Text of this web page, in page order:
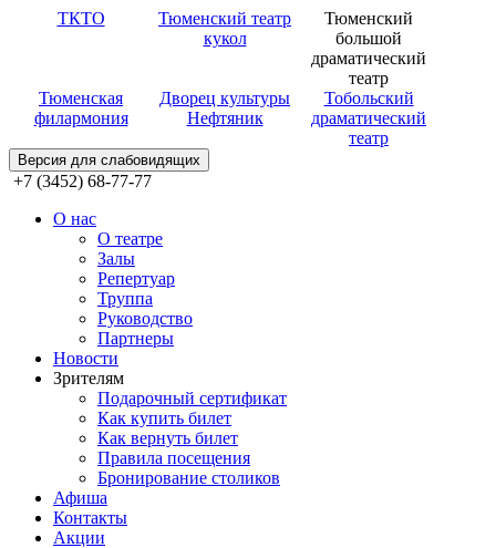
ТКТО
Тюменский театр
кукол
Тюменский
большой
драматический
театр
Тюменская
филармония
Дворец культуры
Нефтяник
Тобольский
драматический
театр
Версия для слабовидящих
+7 (3452) 68-77-77
О нас
О театре
Залы
Репертуар
Труппа
Руководство
Партнеры
Новости
Зрителям
Подарочный сертификат
Как купить билет
Как вернуть билет
Правила посещения
Бронирование столиков
Афиша
Контакты
Акции